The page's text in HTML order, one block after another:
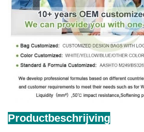
Productbeschrijving